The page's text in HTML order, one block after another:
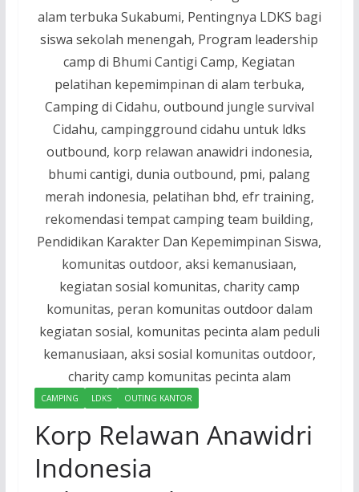
CAMPING LDKS OUTING KANTOR
Korp Relawan Anawidri
Indonesia